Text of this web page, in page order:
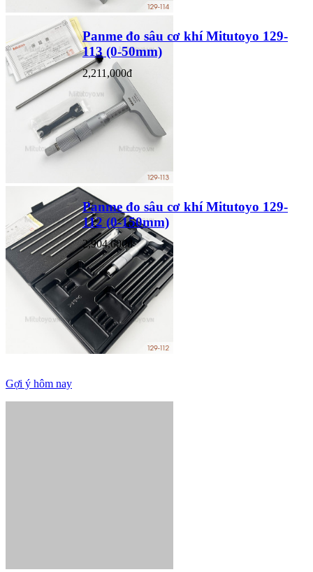
Panme đo sâu cơ khí Mitutoyo 129-
113 (0-50mm)
2,211,000đ
Panme đo sâu cơ khí Mitutoyo 129-
112 (0-150mm)
2,904,000đ
Gợi ý hôm nay